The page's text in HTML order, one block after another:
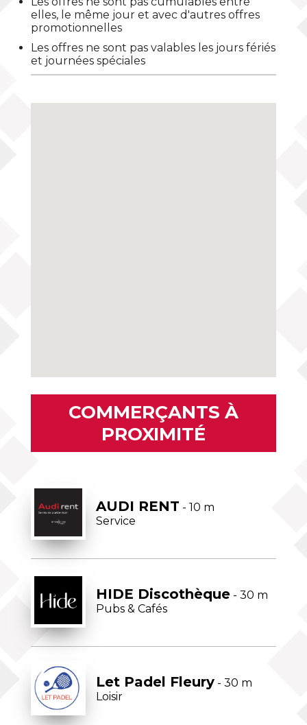
elles, le même jour et avec d'autres offres
promotionnelles
Les offres ne sont pas valables les jours fériés
et journées spéciales
COMMERÇANTS À
PROXIMITÉ
AUDI RENT - 10 m
Service
HIDE Discothèque- 30 m
Pubs & Cafés
Let Padel Fleury- 30 m
Loisir